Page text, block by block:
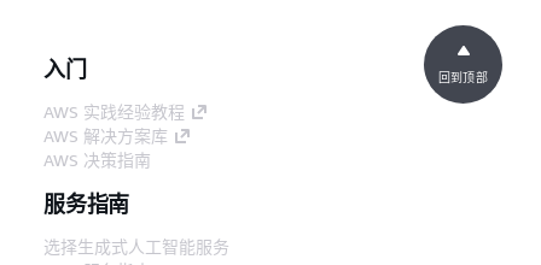
入门
AWS 实践经验教程
AWS 解决方案库
AWS 决策指南
服务指南
选择生成式人工智能服务
回到顶部